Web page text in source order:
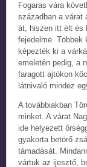
Fogaras vára
században a várat
át, hiszen itt élt és
fejedelme.
képezték ki a
emeletén pedig, a
faragott ajtókon
látnivaló mindez
A továbbiakban
minket. A várat
ide helyezett
gyakorta betörő
támadását.
vártuk az ijesztő,